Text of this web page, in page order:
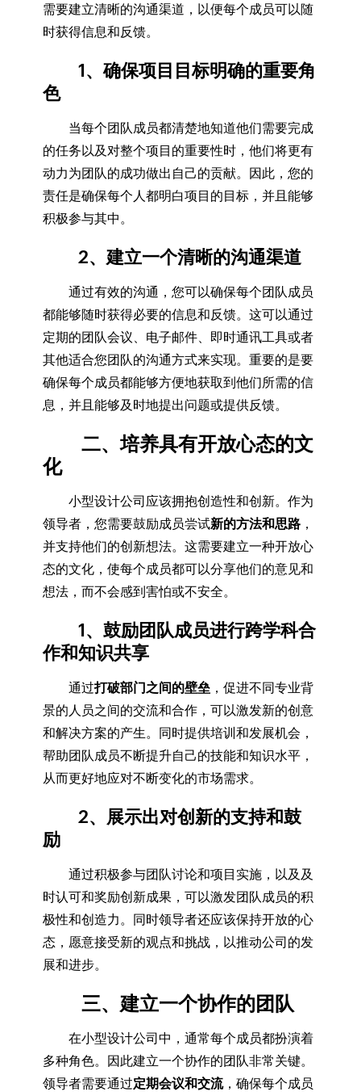
需要建立清晰的沟通渠道，以便每个成员可以随
时获得信息和反馈。
1、确保项目目标明确的重要角
色
当每个团队成员都清楚地知道他们需要完成
的任务以及对整个项目的重要性时，他们将更有
动力为团队的成功做出自己的贡献。因此，您的
责任是确保每个人都明白项目的目标，并且能够
积极参与其中。
2、建立一个清晰的沟通渠道
通过有效的沟通，您可以确保每个团队成员
都能够随时获得必要的信息和反馈。这可以通过
定期的团队会议、电子邮件、即时通讯工具或者
其他适合您团队的沟通方式来实现。重要的是要
确保每个成员都能够方便地获取到他们所需的信
息，并且能够及时地提出问题或提供反馈。
二、培养具有开放心态的文
化
小型设计公司应该拥抱创造性和创新。作为
领导者，您需要鼓励成员尝试新的方法和思路，
并支持他们的创新想法。这需要建立一种开放心
态的文化，使每个成员都可以分享他们的意见和
想法，而不会感到害怕或不安全。
1、鼓励团队成员进行跨学科合
作和知识共享
通过打破部门之间的壁垒，促进不同专业背
景的人员之间的交流和合作，可以激发新的创意
和解决方案的产生。同时提供培训和发展机会，
帮助团队成员不断提升自己的技能和知识水平，
从而更好地应对不断变化的市场需求。
2、展示出对创新的支持和鼓
励
通过积极参与团队讨论和项目实施，以及及
时认可和奖励创新成果，可以激发团队成员的积
极性和创造力。同时领导者还应该保持开放的心
态，愿意接受新的观点和挑战，以推动公司的发
展和进步。
三、建立一个协作的团队
在小型设计公司中，通常每个成员都扮演着
多种角色。因此建立一个协作的团队非常关键。
领导者需要通过定期会议和交流，确保每个成员